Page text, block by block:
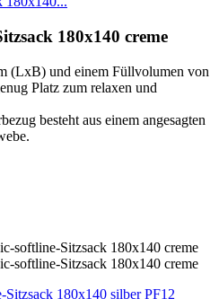
180x140 creme
(LxB) und einem Füllvolumen von
Platz zum relaxen und
besteht aus einem angesagten
PF12